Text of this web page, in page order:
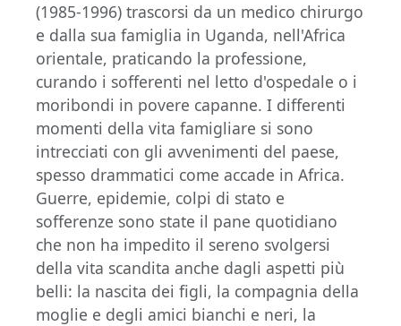
(1985-1996) trascorsi da un medico chirurgo
e dalla sua famiglia in Uganda, nell'Africa
orientale, praticando la professione,
curando i sofferenti nel letto d'ospedale o i
moribondi in povere capanne. I differenti
momenti della vita famigliare si sono
intrecciati con gli avvenimenti del paese,
spesso drammatici come accade in Africa.
Guerre, epidemie, colpi di stato e
sofferenze sono state il pane quotidiano
che non ha impedito il sereno svolgersi
della vita scandita anche dagli aspetti più
belli: la nascita dei figli, la compagnia della
moglie e degli amici bianchi e neri, la